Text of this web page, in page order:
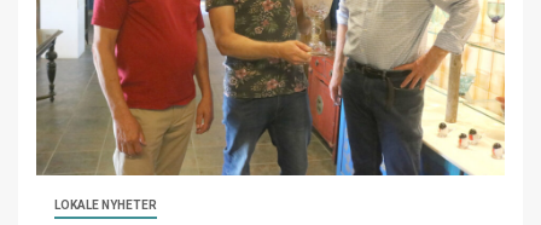
LOKALE NYHETER